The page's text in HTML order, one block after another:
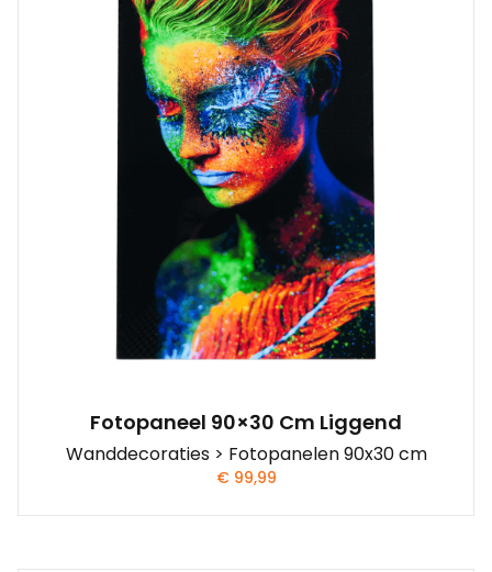
Fotopaneel 90×30 Cm Liggend
Wanddecoraties > Fotopanelen 90x30 cm
€99,99